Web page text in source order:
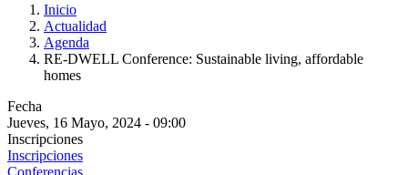
Inicio
Actualidad
Agenda
RE-DWELL Conference: Sustainable living, affordable
homes
Fecha
Jueves, 16 Mayo, 2024 - 09:00
Inscripciones
Inscripciones
Conferencias